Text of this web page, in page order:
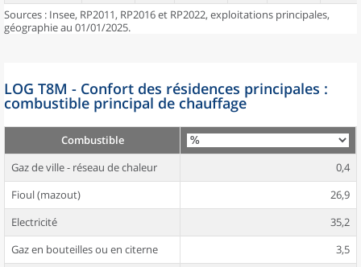
Sources : Insee, RP2011, RP2016 et RP2022, exploitations principales,
géographie au 01/01/2025.
LOG T8M - Confort des résidences principales :
combustible principal de chauffage
Combustible
Gaz de ville - réseau de chaleur
0,4
Fioul (mazout)
26,9
Electricité
35,2
Gaz en bouteilles ou en citerne
3,5